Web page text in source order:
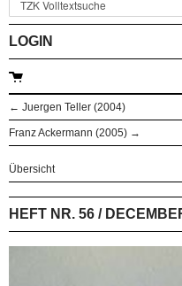
LOGIN
← Juergen Teller (2004)
Franz Ackermann (2005) →
Übersicht
HEFT NR. 56 /